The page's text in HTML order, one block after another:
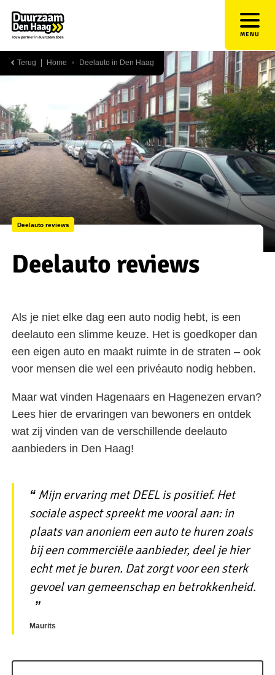
MENU
Terug Home Deelauto in Den Haag
Deelauto reviews
Deelauto reviews
Als je niet elke dag een auto nodig hebt, is een
deelauto een slimme keuze. Het is goedkoper dan
een eigen auto en maakt ruimte in de straten – ook
voor mensen die wel een privéauto nodig hebben.
Maar wat vinden Hagenaars en Hagenezen ervan?
Lees hier de ervaringen van bewoners en ontdek
wat zij vinden van de verschillende deelauto
aanbieders in Den Haag!
Mijn ervaring met DEEL is positief. Het
sociale aspect spreekt me vooral aan: in
plaats van anoniem een auto te huren zoals
bij een commerciële aanbieder, deel je hier
echt met je buren. Dat zorgt voor een sterk
gevoel van gemeenschap en betrokkenheid.
Maurits